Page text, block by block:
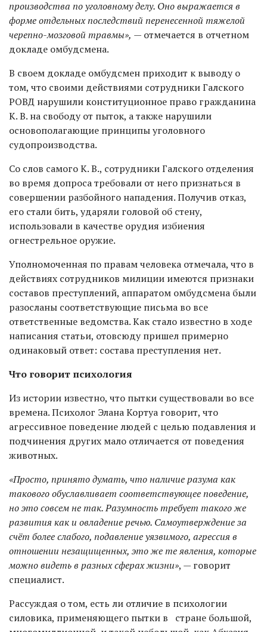
производства по уголовному делу. Оно выражается в
форме отдельных последствий перенесенной тяжелой
черепно-мозговой травмы», — отмечается в отчетном
докладе омбудсмена.
В своем докладе омбудсмен приходит к выводу о
том, что своими действиями сотрудники Галского
РОВД нарушили конституционное право гражданина
К. В. на свободу от пыток, а также нарушили
основополагающие принципы уголовного
судопроизводства.
Со слов самого К. В., сотрудники Галского отделения
во время допроса требовали от него признаться в
совершении разбойного нападения. Получив отказ,
его стали бить, ударяли головой об стену,
использовали в качестве орудия избиения
огнестрельное оружие.
Уполномоченная по правам человека отмечала, что в
действиях сотрудников милиции имеются признаки
составов преступлений, аппаратом омбудсмена были
разосланы соответствующие письма во все
ответственные ведомства. Как стало известно в ходе
написания статьи, отовсюду пришел примерно
одинаковый ответ: состава преступления нет.
Что говорит психология
Из истории известно, что пытки существовали во все
времена. Психолог Элана Кортуа говорит, что
агрессивное поведение людей с целью подавления и
подчинения других мало отличается от поведения
животных.
«Просто, принято думать, что наличие разума как
такового обуславливает соответствующее поведение,
но это совсем не так. Разумность требует такого же
развития как и овладение речью. Самоутверждение за
счёт более слабого, подавление уязвимого, агрессия в
отношении незащищенных, это же те явления, которые
можно видеть в разных сферах жизни», — говорит
специалист.
Рассуждая о том, есть ли отличие в психологии
силовика, применяющего пытки в стране большой,